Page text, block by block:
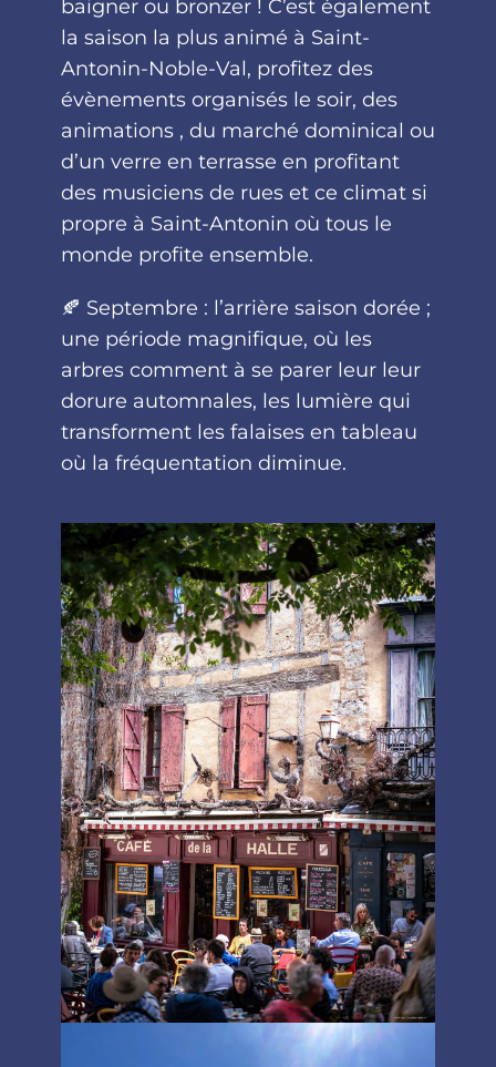
baigner ou bronzer ! C’est également
la saison la plus animé à Saint-
Antonin-Noble-Val, profitez des
évènements organisés le soir, des
animations , du marché dominical ou
d’un verre en terrasse en profitant
des musiciens de rues et ce climat si
propre à Saint-Antonin où tous le
monde profite ensemble.
🍂 Septembre : l’arrière saison dorée ;
une période magnifique, où les
arbres comment à se parer leur leur
dorure automnales, les lumière qui
transforment les falaises en tableau
où la fréquentation diminue.